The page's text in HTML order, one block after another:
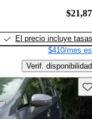
El precio incluye tasas
$410/mes
Verif. disponibilidad